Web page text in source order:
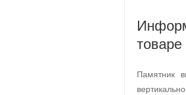
товаре
Памятник